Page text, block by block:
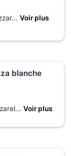
... Voir plus
blanche
... Voir plus